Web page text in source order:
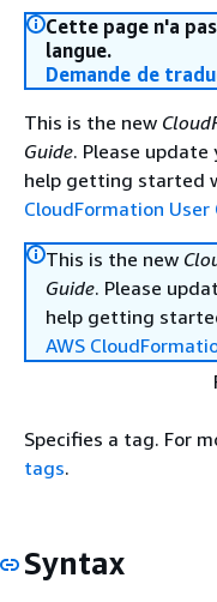
Cette page n'a
langue.
Demande de
This is the new
Guide. Please update
help getting started
CloudFormation User
This is the new
Guide. Please
help getting
AWS
Specifies a tag. For
tags.
Syntax